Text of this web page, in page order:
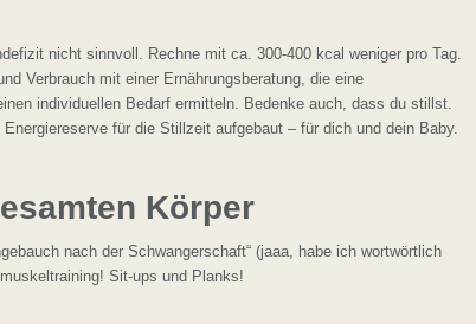
nicht sinnvoll. Rechne mit ca. 300-400 kcal weniger pro Tag.
Verbrauch mit einer Ernährungsberatung, die eine
individuellen Bedarf ermitteln. Bedenke auch, dass du stillst.
für die Stillzeit aufgebaut – für dich und dein Baby.
Körper
nach der Schwangerschaft“ (jaaa, habe ich wortwörtlich
Sit-ups und Planks!